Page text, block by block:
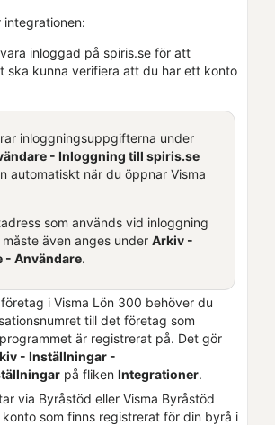
integrationen:
inloggad på spiris.se för att
ska kunna verifiera att du har ett konto
inloggningsuppgifterna under
- Inloggning till spiris.se
automatiskt när du öppnar Visma
som används vid inloggning
även anges under Arkiv -
- Användare.
i Visma Lön 300 behöver du
till det företag som
är registrerat på. Det gör
- Inställningar -
på fliken Integrationer.
via Byråstöd eller Visma Byråstöd
som finns registrerat för din byrå i